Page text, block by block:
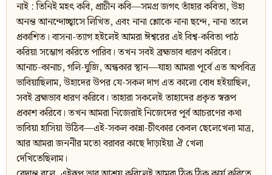
নাই : তিনিই মহৎ কবি, প্রাচীন কবি—সমগ্র জগৎ তাঁহার কবিতা, উহা
অনন্ত আনন্দোচ্ছ্বাসে লিখিত, এবং নানা শ্লোকে নানা ছন্দে, নানা তালে
প্রকাশিত। বাসনা-ত্যাগ হইলেই আমরা ঈশ্বরের এই বিশ্ব-কবিতা পাঠ
করিয়া সম্ভোগ করিতে পারিব। তখন সবই ব্রহ্মভাব ধারণ করিবে।
আনাচ-কানাচ, গলি-ঘুজি, অন্ধকার স্থান—যাহা আমরা পূর্বে এত অপবিত্র
ভাবিয়াছিলাম, উহাদের উপর যে-সকল দাগ এত কালো বোধ হইয়াছিল,
সবই ব্রহ্মভাব ধারণ করিবে। তাহারা সকলেই তাহাদের প্রকৃত স্বরূপ
প্রকাশ করিবে। তখন আমরা নিজেরাই নিজেদের পূর্ব আচরণের কথা
ভাবিয়া হাসিয়া উঠিব—এই-সকল কান্না-চীৎকার কেবল ছেলেখেলা মাত্র,
আর আমরা জননীর মতো বরাবর কাছে দাঁড়াইয়া ঐ খেলা
দেখিতেছিলাম।